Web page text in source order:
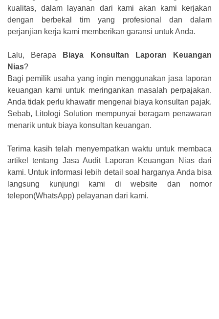
kualitas, dalam layanan dari kami akan kami kerjakan
dengan berbekal tim yang profesional dan dalam
perjanjian kerja kami memberikan garansi untuk Anda.
Lalu, Berapa
Biaya Konsultan Laporan Keuangan
Nias?
Bagi pemilik usaha yang ingin menggunakan jasa laporan
keuangan kami untuk meringankan masalah perpajakan.
Anda tidak perlu khawatir mengenai biaya konsultan pajak.
Sebab, Litologi Solution mempunyai beragam penawaran
menarik untuk biaya konsultan keuangan.
Terima kasih telah menyempatkan waktu untuk membaca
artikel tentang Jasa Audit Laporan Keuangan Nias dari
kami. Untuk informasi lebih detail soal harganya Anda bisa
langsung kunjungi kami di website dan nomor
telepon(WhatsApp) pelayanan dari kami.